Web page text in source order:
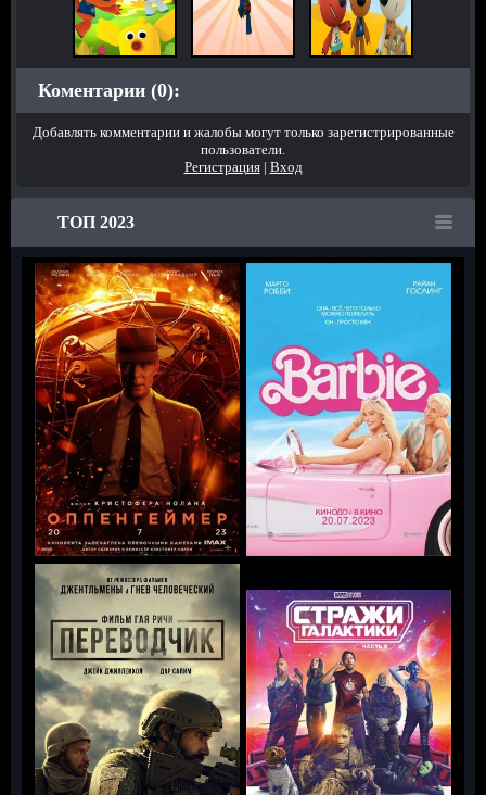
Коментарии (0):
Добавлять комментарии и жалобы могут только зарегистрированные
пользователи.
Регистрация| Вход
ТОП 2023